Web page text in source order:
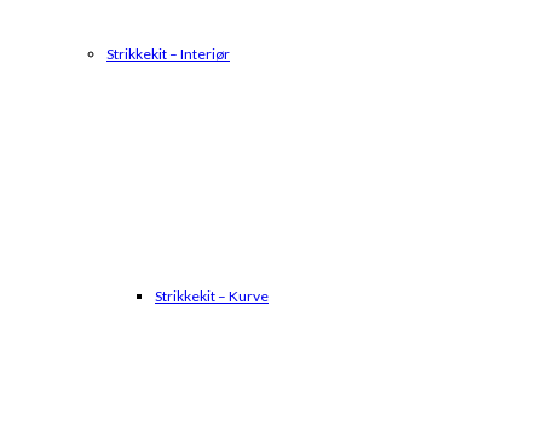
Strikkekit – Interiør
Strikkekit – Kurve